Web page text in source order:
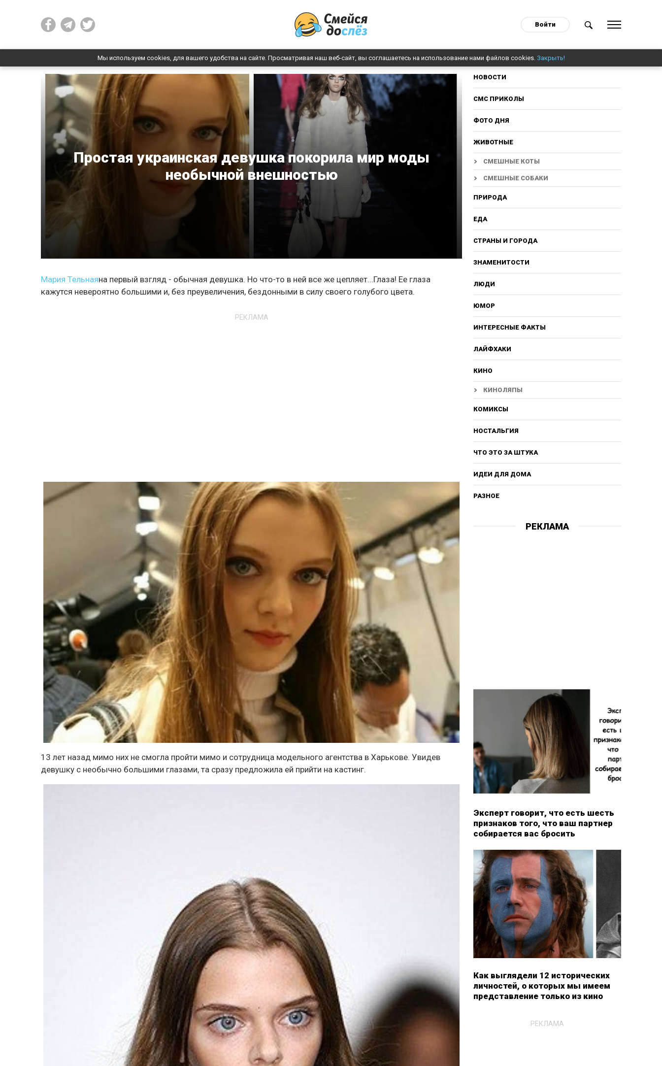
Войти
Мы используем cookies, для вашего удобства на сайте. Просматривая наш веб-сайт, вы соглашаетесь на использование нами файлов cookies. Закрыть!
Простая украинская девушка покорила мир моды
необычной внешностью
Мария Тельнаяна первый взгляд - обычная девушка. Но что-то в ней все же цепляет...Глаза! Ее глаза
кажутся невероятно большими и, без преувеличения, бездонными в силу своего голубого цвета.
РЕКЛАМА
13 лет назад мимо них не смогла пройти мимо и сотрудница модельного агентства в Харькове. Увидев
девушку с необычно большими глазами, та сразу предложила ей прийти на кастинг.
НОВОСТИ
СМС ПРИКОЛЫ
ФОТО ДНЯ
ЖИВОТНЫЕ
СМЕШНЫЕ КОТЫ
СМЕШНЫЕ СОБАКИ
ПРИРОДА
ЕДА
СТРАНЫ И ГОРОДА
ЗНАМЕНИТОСТИ
ЛЮДИ
ЮМОР
ИНТЕРЕСНЫЕ ФАКТЫ
ЛАЙФХАКИ
КИНО
КИНОЛЯПЫ
КОМИКСЫ
НОСТАЛЬГИЯ
ЧТО ЭТО ЗА ШТУКА
ИДЕИ ДЛЯ ДОМА
РАЗНОЕ
РЕКЛАМА
Эксперт говорит, что есть шесть
признаков того, что ваш партнер
собирается вас бросить
Как выглядели 12 исторических
личностей, о которых мы имеем
представление только из кино
РЕКЛАМА